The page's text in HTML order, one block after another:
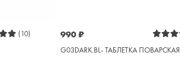
(10)
990 ₽
G03DARK.BL- ТАБЛЕТКА ПОВАРСКАЯ